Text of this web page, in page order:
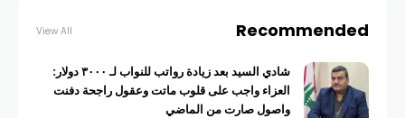
Recommended
View All
شادي السيد بعد زيادة رواتب للنواب لـ ٣٠٠٠ دولار:
العزاء واجب على قلوب ماتت وعقول راجحة دفنت
واصول صارت من الماضي